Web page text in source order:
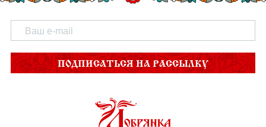
ПОДПИСАТЬСЯ НА РАССЫЛКУ